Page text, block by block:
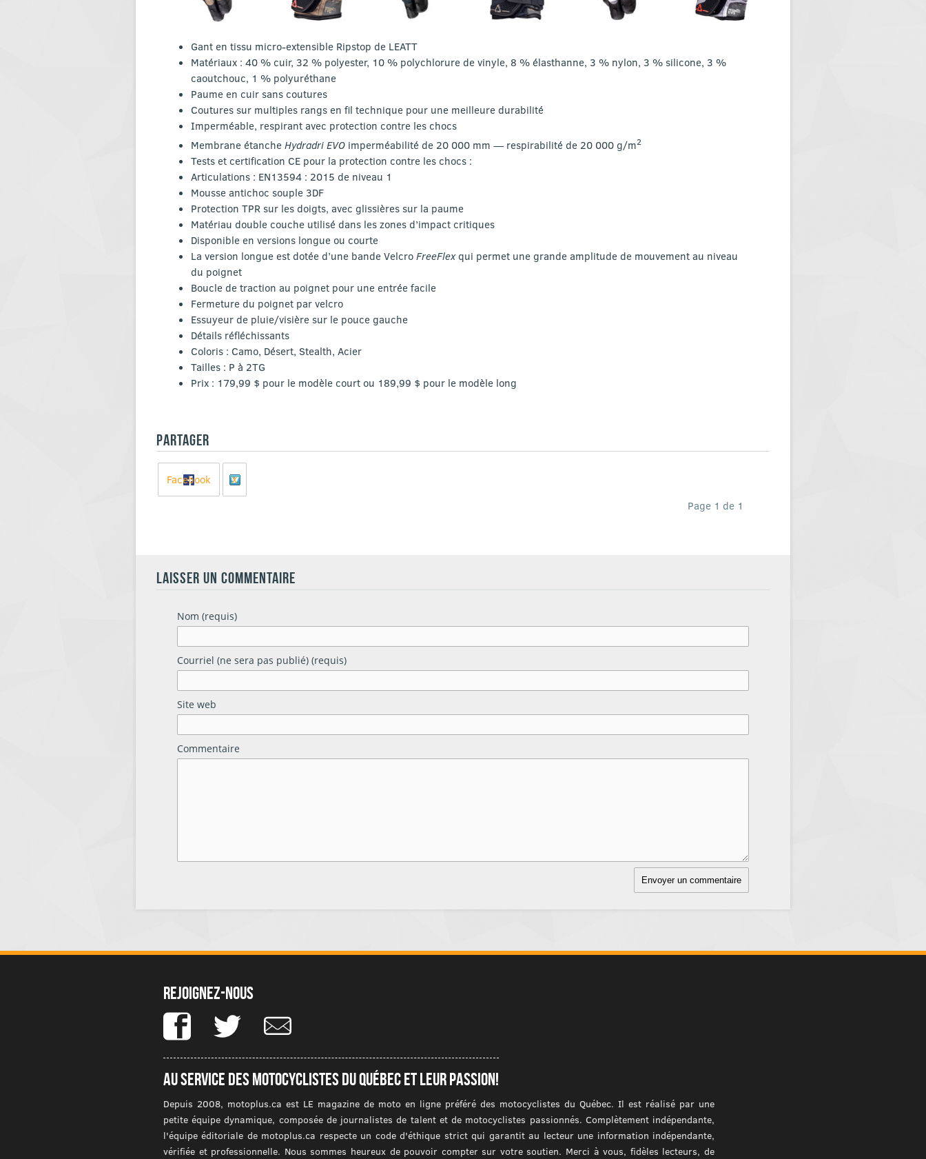
Gant en tissu micro-extensible Ripstop de LEATT
Matériaux : 40 % cuir, 32 % polyester, 10 % polychlorure de vinyle, 8 % élasthanne, 3 % nylon, 3 % silicone, 3 %
caoutchouc, 1 % polyuréthane
Paume en cuir sans coutures
Coutures sur multiples rangs en fil technique pour une meilleure durabilité
Imperméable, respirant avec protection contre les chocs
Membrane étanche Hydradri EVO imperméabilité de 20 000 mm — respirabilité de 20 000 g/m2
Tests et certification CE pour la protection contre les chocs :
Articulations : EN13594 : 2015 de niveau 1
Mousse antichoc souple 3DF
Protection TPR sur les doigts, avec glissières sur la paume
Matériau double couche utilisé dans les zones d’impact critiques
Disponible en versions longue ou courte
La version longue est dotée d’une bande Velcro FreeFlexqui permet une grande amplitude de mouvement au niveau
du poignet
Boucle de traction au poignet pour une entrée facile
Fermeture du poignet par velcro
Essuyeur de pluie/visière sur le pouce gauche
Détails réfléchissants
Coloris : Camo, Désert, Stealth, Acier
Tailles : P à 2TG
Prix : 179,99 $ pour le modèle court ou 189,99 $ pour le modèle long
PARTAGER
Facebook
X
Page 1 de 1
LAISSER UN COMMENTAIRE
Nom (requis)
Courriel (ne sera pas publié) (requis)
Site web
Commentaire
Rejoignez-nous
Au service des motocyclistes du québec et leur passion!
Depuis 2008, motoplus.ca est LE magazine de moto en ligne préféré des motocyclistes du Québec. Il est réalisé par une
petite équipe dynamique, composée de journalistes de talent et de motocyclistes passionnés. Complètement indépendante,
l'équipe éditoriale de motoplus.ca respecte un code d'éthique strict qui garantit au lecteur une information indépendante,
vérifiée et professionnelle. Nous sommes heureux de pouvoir compter sur votre soutien. Merci à vous, fidèles lecteurs, de